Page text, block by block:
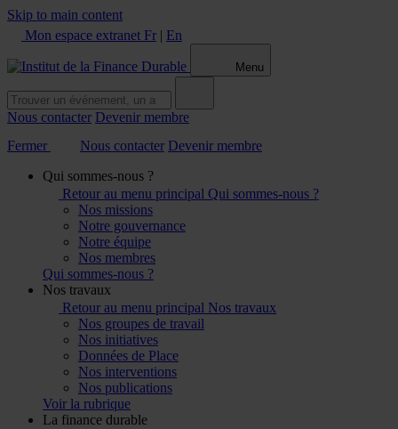
Skip to main content
Mon espace extranet Fr | En
Menu
Nous contacter Devenir membre
Fermer
Nous contacter Devenir membre
Qui sommes-nous ?
Retour au menu principal Qui sommes-nous ?
Nos missions
Notre gouvernance
Notre équipe
Nos membres
Qui sommes-nous ?
Nos travaux
Retour au menu principal Nos travaux
Nos groupes de travail
Nos initiatives
Données de Place
Nos interventions
Nos publications
Voir la rubrique
La finance durable